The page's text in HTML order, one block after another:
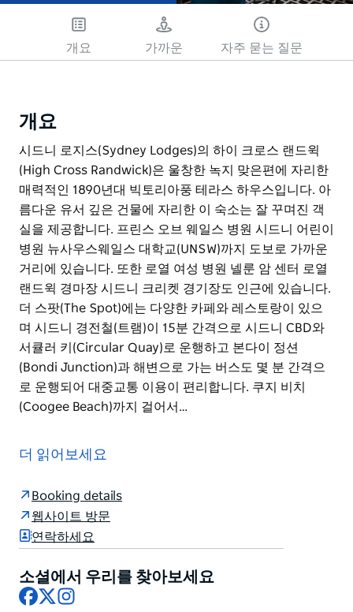
개요 가까운 자주 묻는 질문
개요
시드니 로지스(Sydney Lodges)의 하이 크로스 랜드윅
(High Cross Randwick)은 울창한 녹지 맞은편에 자리한
매력적인 1890년대 빅토리아풍 테라스 하우스입니다. 아
름다운 유서 깊은 건물에 자리한 이 숙소는 잘 꾸며진 객
실을 제공합니다. 프린스 오브 웨일스 병원 시드니 어린이
병원 뉴사우스웨일스 대학교(UNSW)까지 도보로 가까운
거리에 있습니다. 또한 로열 여성 병원 넬룬 암 센터 로열
랜드윅 경마장 시드니 크리켓 경기장도 인근에 있습니다.
더 스팟(The Spot)에는 다양한 카페와 레스토랑이 있으
며 시드니 경전철(트램)이 15분 간격으로 시드니 CBD와
서큘러 키(Circular Quay)로 운행하고 본다이 정션
(Bondi Junction)과 해변으로 가는 버스도 몇 분 간격으
로 운행되어 대중교통 이용이 편리합니다. 쿠지 비치
(Coogee Beach)까지 걸어서…
(High Cross Randwick)은 울창한 녹지 맞은편에 자리한
실을 제공합니다.
프린스 오브 웨일스 병원 시드니 어린이 병원 뉴사우스웨
일스 대학교(UNSW)까지 도보로 가까운 거리에 있습니다.
또한 로열 여성 병원 넬룬 암 센터 로열 랜드윅 경마장 시
드니 크리켓 경기장도 인근에 있습니다.
더 읽어보세요
Booking details
웹사이트 방문
연락하세요
소셜에서 우리를 찾아보세요
Facebook
X